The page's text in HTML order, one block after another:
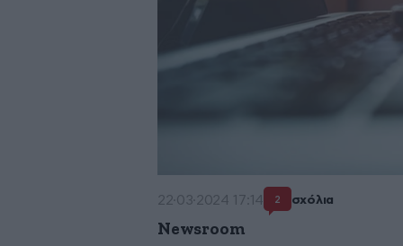
22·03·2024 17:14 2 σχόλια
Newsroom